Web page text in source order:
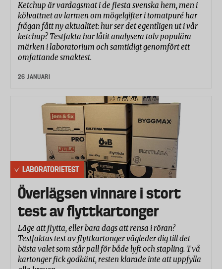
Ketchup är vardagsmat i de flesta svenska hem, men i
kölvattnet av larmen om mögelgifter i tomatpuré har
frågan fått ny aktualitet: hur ser det egentligen ut i vår
ketchup? Testfakta har låtit analysera tolv populära
märken i laboratorium och samtidigt genomfört ett
omfattande smaktest.
26 JANUARI
LABORATORIETEST
Överlägsen vinnare i stort
test av flyttkartonger
Läge att flytta, eller bara dags att rensa i röran?
Testfaktas test av flyttkartonger vägleder dig till det
bästa valet som står pall för både lyft och stapling. Två
kartonger fick godkänt, resten klarade inte att uppfylla